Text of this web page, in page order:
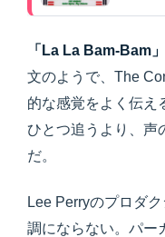
「La La Bam-Bam」
文のようで、The
的な感覚をよく伝え
ひとつ追うより、声
だ。
Lee Perryのプロダ
調にならない。パー